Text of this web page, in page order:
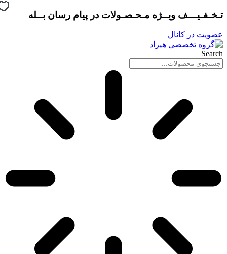
پرش
محتوا
تـخـفـیـــف ویــژه مـحـصـولات در پیام رسان بــله
عضویت در کانال
Search